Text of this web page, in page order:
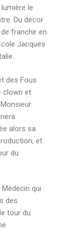
le
Du décor
de franchir en
Jacques
des Fous
clown et
alors sa
et
du
qui
des
tour du